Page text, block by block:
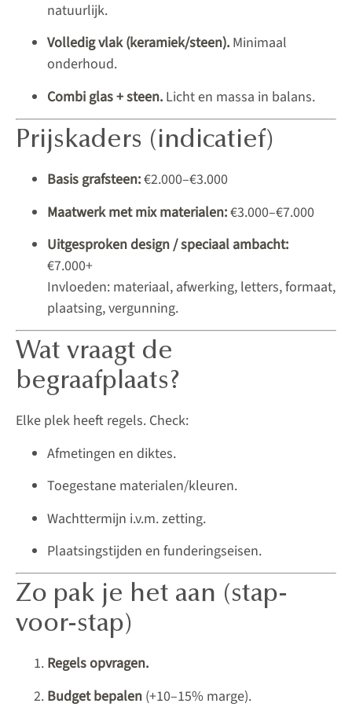
natuurlijk.
Volledig vlak (keramiek/steen). Minimaal
onderhoud.
Combi glas + steen. Licht en massa in balans.
Prijskaders (indicatief)
Basis grafsteen:€2.000–€3.000
Maatwerk met mix materialen:€3.000–€7.000
Uitgesproken design / speciaal ambacht:
€7.000+
Invloeden: materiaal, afwerking, letters, formaat,
plaatsing, vergunning.
Wat vraagt de
begraafplaats?
Elke plek heeft regels. Check:
Afmetingen en diktes.
Toegestane materialen/kleuren.
Wachttermijn i.v.m. zetting.
Plaatsingstijden en funderingseisen.
Zo pak je het aan (stap-
voor-stap)
Regels opvragen.
Budget bepalen (+10–15% marge).